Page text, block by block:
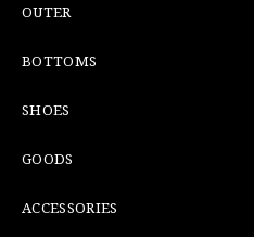
OUTER
BOTTOMS
SHOES
GOODS
ACCESSORIES